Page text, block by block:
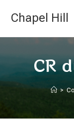
Chapel Hill
CR
>